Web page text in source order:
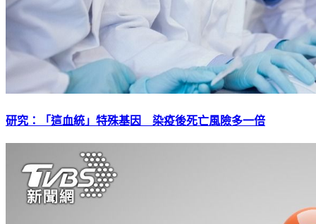
研究：「這血統」特殊基因 染疫後死亡風險多一倍